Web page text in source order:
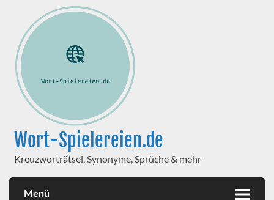
Wort-Spielereien.de
Kreuzworträtsel, Synonyme, Sprüche & mehr
Menü